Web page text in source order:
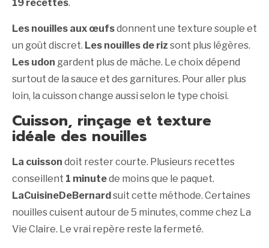
19 recettes.
Les nouilles aux œufsdonnent une texture souple et
un goût discret. Les nouilles de riz sont plus légères.
Les udon gardent plus de mâche. Le choix dépend
surtout de la sauce et des garnitures. Pour aller plus
loin, la cuisson change aussi selon le type choisi.
Cuisson, rinçage et texture
idéale des nouilles
La cuisson doit rester courte. Plusieurs recettes
conseillent 1 minutede moins que le paquet.
LaCuisineDeBernard suit cette méthode. Certaines
nouilles cuisent autour de 5 minutes, comme chez La
Vie Claire. Le vrai repère reste la fermeté.